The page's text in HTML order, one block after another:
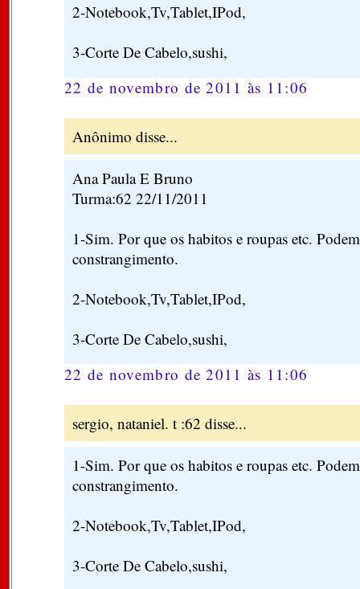
2-Notebook,Tv,Tablet,IPod,
3-Corte De Cabelo,sushi,
22 de novembro de 2011 às 11:06
Anônimo disse...
Ana Paula E Bruno
Turma:62 22/11/2011
1-Sim. Por que os habitos e roupas etc.
constrangimento.
2-Notebook,Tv,Tablet,IPod,
3-Corte De Cabelo,sushi,
22 de novembro de 2011 às 11:06
sergio, nataniel. t :62 disse...
1-Sim. Por que os habitos e roupas etc.
constrangimento.
2-Notebook,Tv,Tablet,IPod,
3-Corte De Cabelo,sushi,